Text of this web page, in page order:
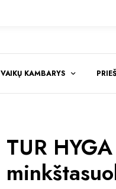
VAIKŲ KAMBARYS
TUR